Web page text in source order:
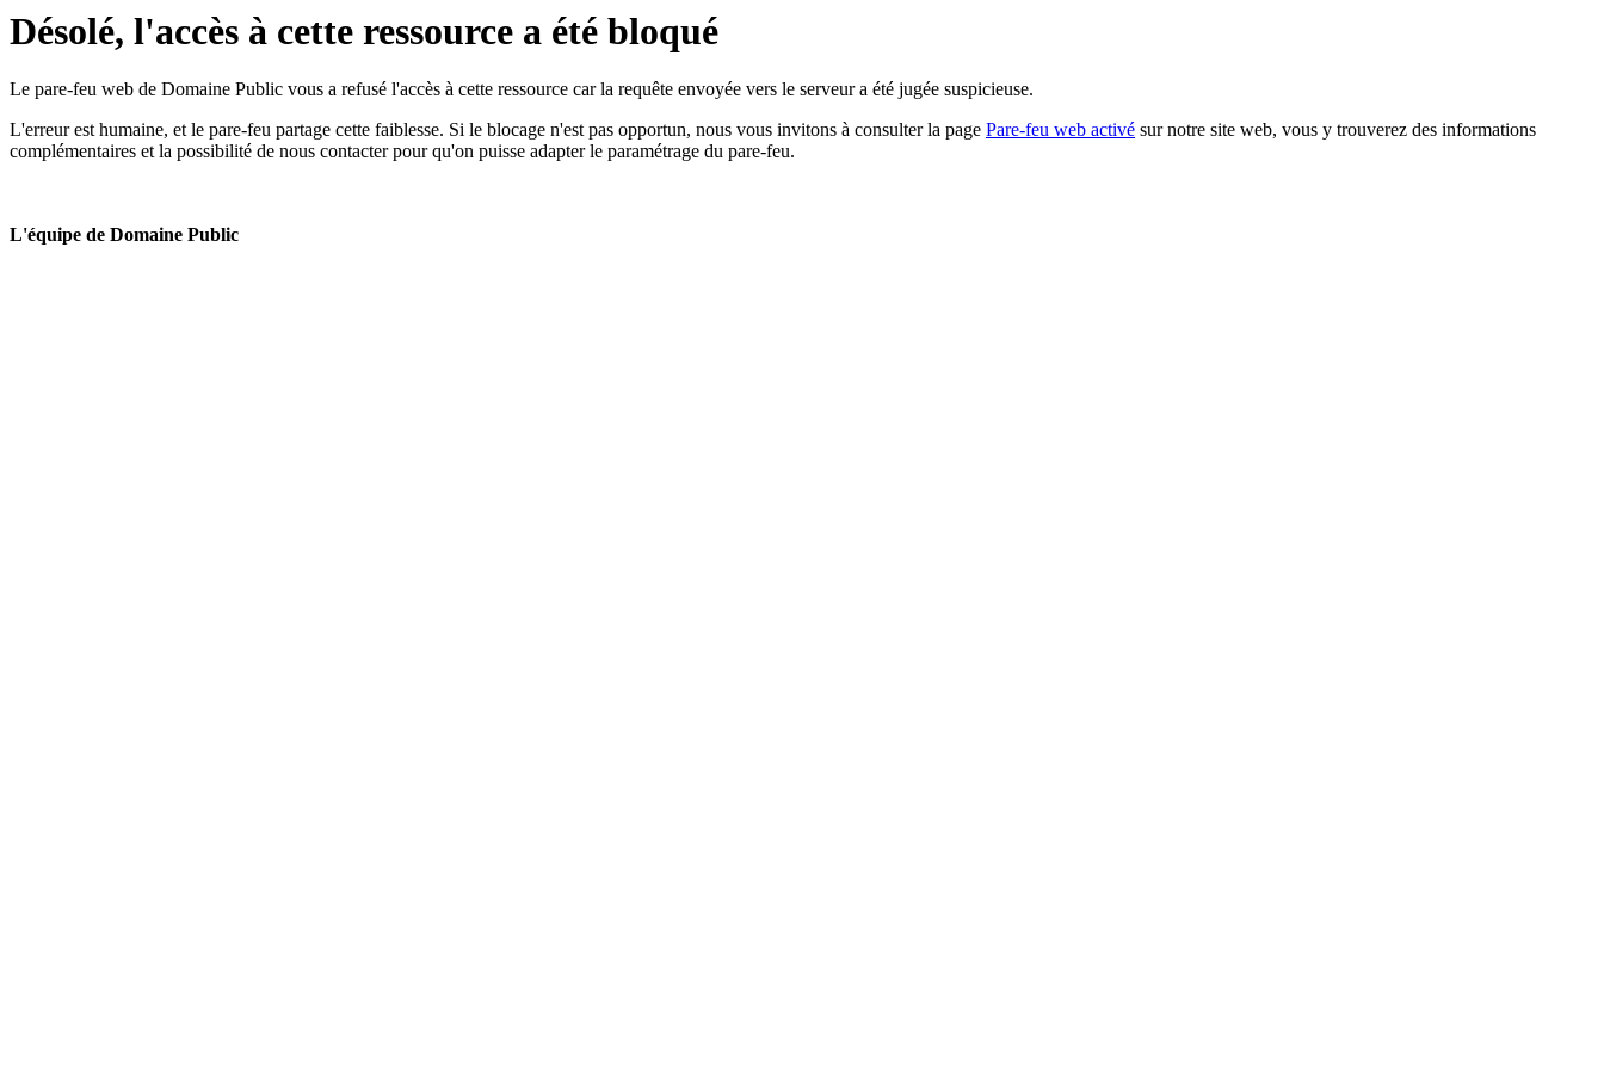
Désolé, l'accès à cette ressource a été bloqué
Le pare-feu web de Domaine Public vous a refusé l'accès à cette ressource car la requête envoyée vers le serveur a été jugée suspicieuse.
L'erreur est humaine, et le pare-feu partage cette faiblesse. Si le blocage n'est pas opportun, nous vous invitons à consulter la page Pare-feu web activé sur notre site web, vous y trouverez des informations
complémentaires et la possibilité de nous contacter pour qu'on puisse adapter le paramétrage du pare-feu.
L'équipe de Domaine Public